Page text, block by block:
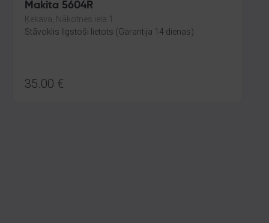
Makita 5604R
Ķekava, Nākotnes iela 1
Stāvoklis Ilgstoši lietots (Garantija 14 dienas)
35.00 €